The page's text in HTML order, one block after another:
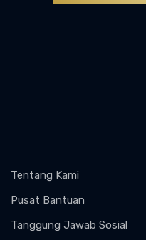
Tentang Kami
Pusat Bantuan
Tanggung Jawab Sosial